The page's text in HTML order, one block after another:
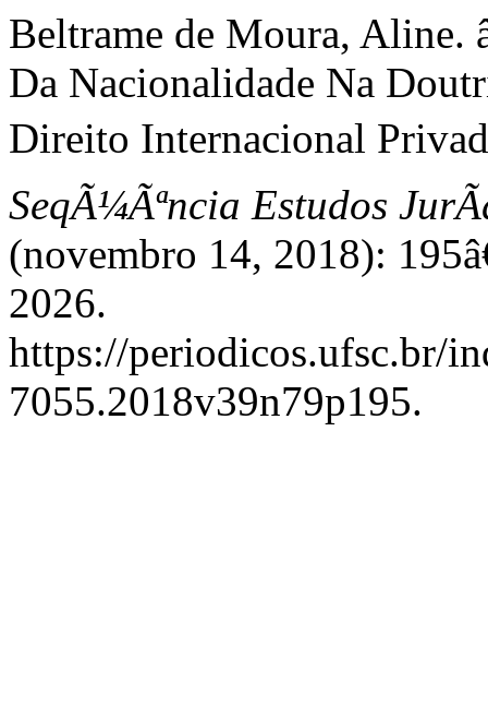
Beltrame de Moura,
Da Nacionalidade Na
Direito Internacional
SeqÃ¼Ãªncia Estudos
(novembro 14, 2018):
2026.
https://periodicos.ufsc.br/
7055.2018v39n79p195.